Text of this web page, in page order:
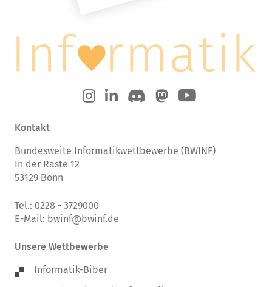
Kontakt
Bundesweite Informatikwettbewerbe (BWINF)
In der Raste 12
53129 Bonn
Tel.: 0228 - 3729000
E-Mail: bwinf@bwinf.de
Unsere Wettbewerbe
Informatik-Biber